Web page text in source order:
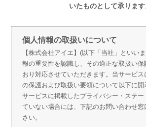
いたものとして承ります
個人情報の取扱いについて
【株式会社アイエ】(以下「当社」といい
報の重要性を認識し、その適正な取扱い保
おり対応させていただきます。当サービ
の保護および取扱い要領について以下に開
サービスに掲載したプライバシー・ステ
ていない場合には、下記のお問い合わせ
さい。